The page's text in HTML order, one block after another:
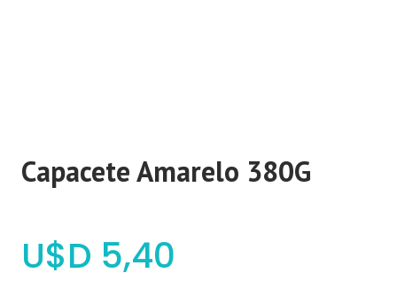
Capacete Amarelo 380G
$ 5,40